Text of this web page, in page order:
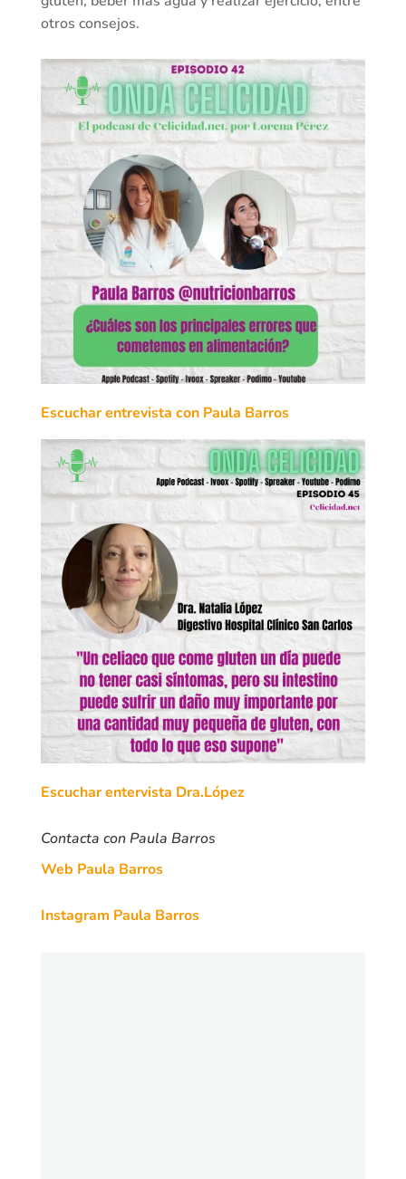
otros consejos.
Escuchar entrevista con Paula Barros
Escuchar entervista Dra.López
Contacta con Paula Barros
Web Paula Barros
Instagram Paula Barros